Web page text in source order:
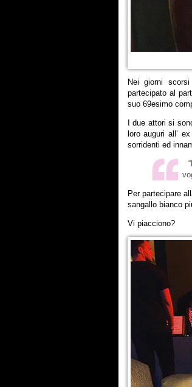
Nei giorni
partecipato al
suo 69esimo
I due attori si
loro auguri all’
sorridenti ed
Per partecipare
sangallo bianco
Vi piacciono?